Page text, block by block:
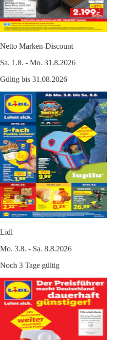
Netto Marken-Discount
Sa. 1.8. - Mo. 31.8.2026
Gültig bis 31.08.2026
Lidl
Mo. 3.8. - Sa. 8.8.2026
Noch 3 Tage gültig